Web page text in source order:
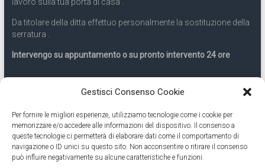
Gestisci Consenso Cookie
Per fornire le migliori esperienze, utilizziamo tecnologie come i cookie per
memorizzare e/o accedere alle informazioni del dispositivo. Il consenso a
queste tecnologie ci permetterà di elaborare dati come il comportamento di
navigazione o ID unici su questo sito. Non acconsentire o ritirare il consenso
può influire negativamente su alcune caratteristiche e funzioni.
Da titolare della ditta effettuo personalmente la sostituzione della
serratura .
Intervengo su appuntamento o su pronto intervento 24 ore
Servizio 24 ore
Cell331.9899963
Eseguiamo anche lavori di apertura porte pronto intervento 24
ore